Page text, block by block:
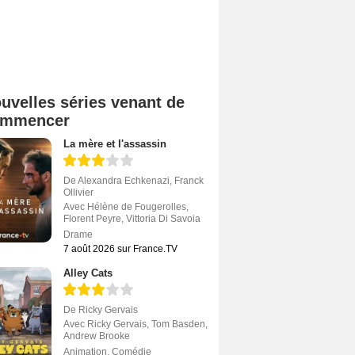
séries venant de
La mère et l'assassin
De Alexandra Echkenazi, Franck
Ollivier
Avec Hélène de Fougerolles,
Florent Peyre, Vittoria Di Savoia
Drame
7 août 2026 sur France.TV
Alley Cats
De Ricky Gervais
Avec Ricky Gervais, Tom Basden,
Andrew Brooke
Animation, Comédie